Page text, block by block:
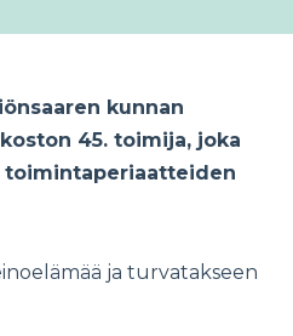
kunnan
45. toimija, joka
toimintaperiaatteiden
ja turvatakseen